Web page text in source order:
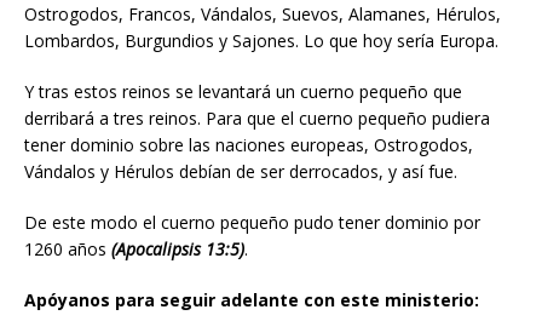
Ostrogodos, Francos, Vándalos, Suevos, Alamanes, Hérulos,
Lombardos, Burgundios y Sajones. Lo que hoy sería Europa.
Y tras estos reinos se levantará un cuerno pequeño que
derribará a tres reinos. Para que el cuerno pequeño pudiera
tener dominio sobre las naciones europeas, Ostrogodos,
Vándalos y Hérulos debían de ser derrocados, y así fue.
De este modo el cuerno pequeño pudo tener dominio por
1260 años (Apocalipsis 13:5).
Apóyanos para seguir adelante con este ministerio: